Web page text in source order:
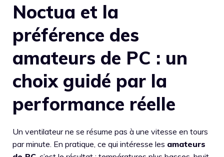
Noctua et la
préférence des
amateurs de PC : un
choix guidé par la
performance réelle
Un ventilateur ne se résume pas à une vitesse en tours
par minute. En pratique, ce qui intéresse les amateurs